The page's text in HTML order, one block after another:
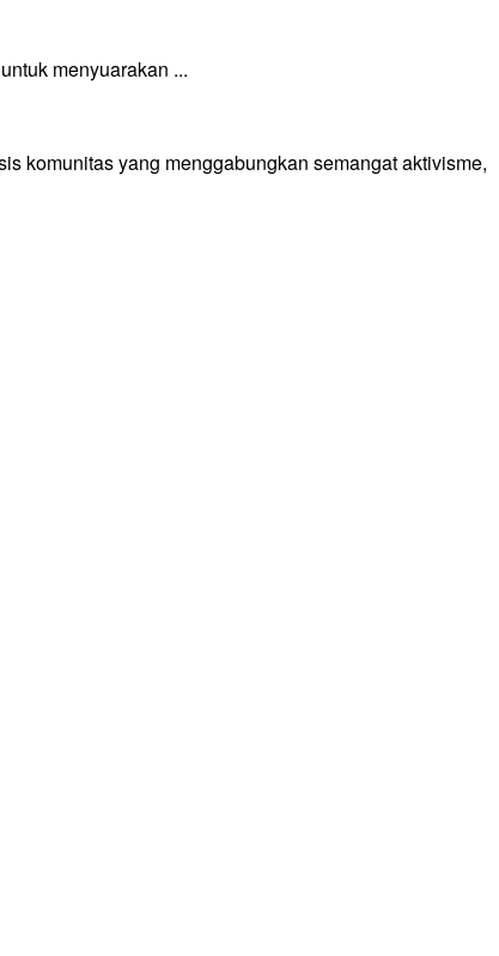
menyuarakan ...
komunitas yang menggabungkan semangat aktivisme,